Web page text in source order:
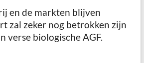
en de markten blijven
zal zeker nog betrokken zijn
verse biologische AGF.